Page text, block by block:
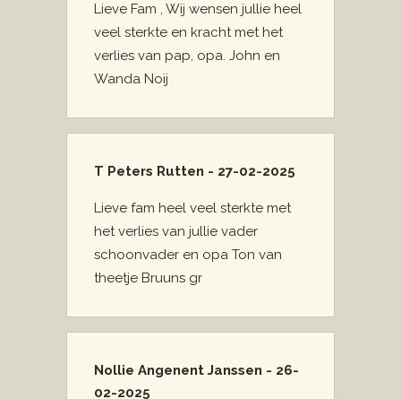
Lieve Fam , Wij wensen jullie heel
veel sterkte en kracht met het
verlies van pap, opa. John en
Wanda Noij
T Peters Rutten - 27-02-2025
Lieve fam heel veel sterkte met
het verlies van jullie vader
schoonvader en opa Ton van
theetje Bruuns gr
Nollie Angenent Janssen - 26-
02-2025